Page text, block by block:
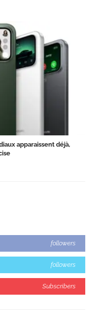
apparaissent déjà,
followers
followers
Subscribers